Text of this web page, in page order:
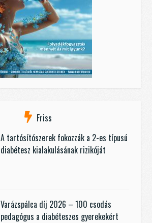
Friss
A tartósítószerek fokozzák a 2-es típusú
diabétesz kialakulásának rizikóját
Varázspálca díj 2026 – 100 csodás
pedagógus a diabéteszes gyerekekért